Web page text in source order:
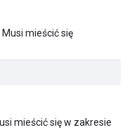
mieścić się
mieścić się w zakresie